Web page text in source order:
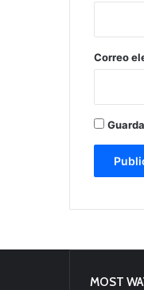
*
Correo
MOST